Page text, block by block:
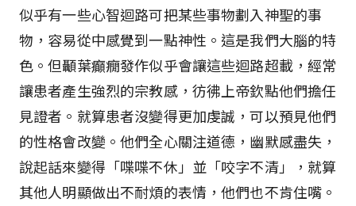
似乎有一些心智迴路可把某些事物劃入神聖的事
物，容易從中感覺到一點神性。這是我們大腦的特
色。但顳葉癲癇發作似乎會讓這些迴路超載，經常
讓患者產生強烈的宗教感，彷彿上帝欽點他們擔任
見證者。就算患者沒變得更加虔誠，可以預見他們
的性格會改變。他們全心關注道德，幽默感盡失，
說起話來變得「喋喋不休」並「咬字不清」，就算
其他人明顯做出不耐煩的表情，他們也不肯住嘴。